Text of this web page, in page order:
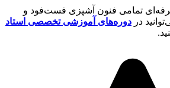
تمامی فنون آشپزی فست‌فود و
در دوره‌های آموزشی تخصصی استاد